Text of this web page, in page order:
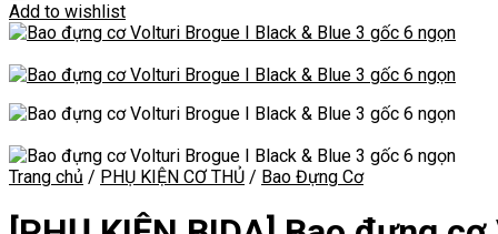
Add to wishlist
Trang chủ / PHỤ KIỆN CƠ THỦ / Bao Đựng Cơ